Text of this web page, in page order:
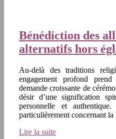
Bénédiction des
alternatifs hors
Au-delà des traditions
engagement profond
demande croissante de
désir d’une signification
personnelle et authentique.
particulièrement concernant
Lire la suite